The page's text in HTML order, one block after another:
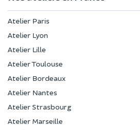
Atelier Paris
Atelier Lyon
Atelier Lille
Atelier Toulouse
Atelier Bordeaux
Atelier Nantes
Atelier Strasbourg
Atelier Marseille